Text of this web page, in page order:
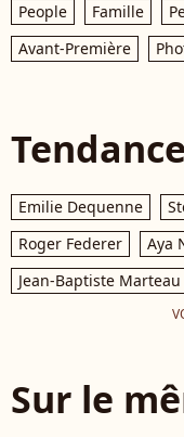
People Famille
Avant-Première
Emilie Dequenne
Roger Federer
Aya
Jean-Baptiste Marteau
Sur le